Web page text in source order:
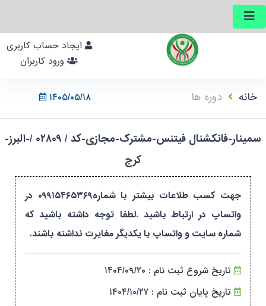
۱۴۰۵/۰۵/۱۸ خانه دوره ها
سمینار-فانکشنال فیتنس-مشترک-مجازی-کد / ۰۲۸۰۹ /-البرز-
کرج
جهت کسب طلاعات بیشتر با شماره۰۹۹۱۵۴۶۵۳۶۹ در
واتساپ در ارتباط باشید .لطفا توجه داشته باشید که
شماره سایت و واتساپ با یکدیگر مغایرت نداشته باشند.
تاریخ شروع ثبت نام : ۱۴۰۴/۰۹/۲۰
تاریخ پایان ثبت نام : ۱۴۰۴/۱۰/۲۷